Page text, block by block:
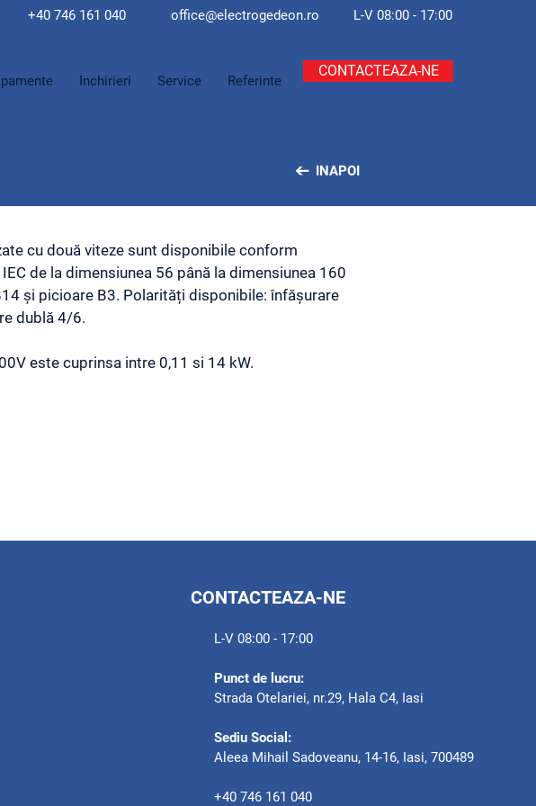
+40 746 161 040 office@electrogedeon.ro L-V 08:00 - 17:00
Inchirieri Service Referinte
CONTACTEAZA-NE
INAPOI
cu două viteze sunt disponibile conform
de la dimensiunea 56 până la dimensiunea 160
și picioare B3. Polarități disponibile: înfășurare
dublă 4/6.
este cuprinsa intre 0,11 si 14 kW.
CONTACTEAZA-NE
L-V 08:00 - 17:00
Punct de lucru:
Strada Otelariei, nr.29, Hala C4, Iasi
Sediu Social:
Aleea Mihail Sadoveanu, 14-16, Iasi, 700489
+40 746 161 040